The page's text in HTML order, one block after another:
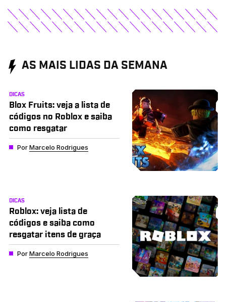
AS MAIS LIDAS DA SEMANA
DICAS
Blox Fruits: veja a lista de
códigos no Roblox e saiba
como resgatar
PorMarcelo Rodrigues
DICAS
Roblox: veja lista de
códigos e saiba como
resgatar itens de graça
PorMarcelo Rodrigues